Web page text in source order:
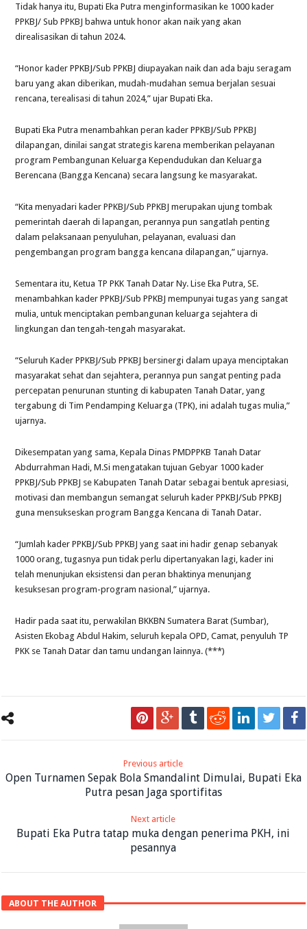
Tidak hanya itu, Bupati Eka Putra menginformasikan ke 1000 kader
PPKBJ/ Sub PPKBJ bahwa untuk honor akan naik yang akan
direalisasikan di tahun 2024.
“Honor kader PPKBJ/Sub PPKBJ diupayakan naik dan ada baju seragam
baru yang akan diberikan, mudah-mudahan semua berjalan sesuai
rencana, terealisasi di tahun 2024,” ujar Bupati Eka.
Bupati Eka Putra menambahkan peran kader PPKBJ/Sub PPKBJ
dilapangan, dinilai sangat strategis karena memberikan pelayanan
program Pembangunan Keluarga Kependudukan dan Keluarga
Berencana (Bangga Kencana) secara langsung ke masyarakat.
“Kita menyadari kader PPKBJ/Sub PPKBJ merupakan ujung tombak
pemerintah daerah di lapangan, perannya pun sangatlah penting
dalam pelaksanaan penyuluhan, pelayanan, evaluasi dan
pengembangan program bangga kencana dilapangan,” ujarnya.
Sementara itu, Ketua TP PKK Tanah Datar Ny. Lise Eka Putra, SE.
menambahkan kader PPKBJ/Sub PPKBJ mempunyai tugas yang sangat
mulia, untuk menciptakan pembangunan keluarga sejahtera di
lingkungan dan tengah-tengah masyarakat.
“Seluruh Kader PPKBJ/Sub PPKBJ bersinergi dalam upaya menciptakan
masyarakat sehat dan sejahtera, perannya pun sangat penting pada
percepatan penurunan stunting di kabupaten Tanah Datar, yang
tergabung di Tim Pendamping Keluarga (TPK), ini adalah tugas mulia,”
ujarnya.
Dikesempatan yang sama, Kepala Dinas PMDPPKB Tanah Datar
Abdurrahman Hadi, M.Si mengatakan tujuan Gebyar 1000 kader
PPKBJ/Sub PPKBJ se Kabupaten Tanah Datar sebagai bentuk apresiasi,
motivasi dan membangun semangat seluruh kader PPKBJ/Sub PPKBJ
guna mensukseskan program Bangga Kencana di Tanah Datar.
“Jumlah kader PPKBJ/Sub PPKBJ yang saat ini hadir genap sebanyak
1000 orang, tugasnya pun tidak perlu dipertanyakan lagi, kader ini
telah menunjukan eksistensi dan peran bhaktinya menunjang
kesuksesan program-program nasional,” ujarnya.
Hadir pada saat itu, perwakilan BKKBN Sumatera Barat (Sumbar),
Asisten Ekobag Abdul Hakim, seluruh kepala OPD, Camat, penyuluh TP
PKK se Tanah Datar dan tamu undangan lainnya. (***)
Previous article
Open Turnamen Sepak Bola Smandalint Dimulai, Bupati Eka
Putra pesan Jaga sportifitas
Next article
Bupati Eka Putra tatap muka dengan penerima PKH, ini
pesannya
ABOUT THE AUTHOR